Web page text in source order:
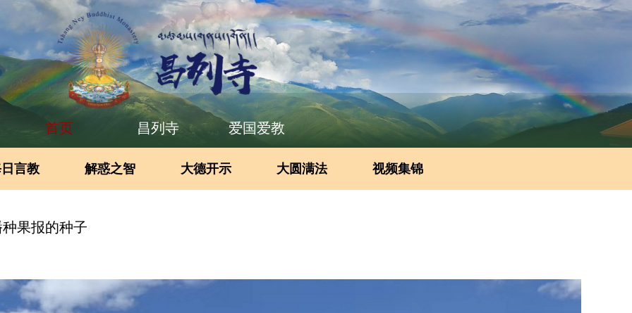
首页 昌列寺 爱国爱教
言教 解惑之智 大德开示 大圆满法 视频集锦
果报的种子